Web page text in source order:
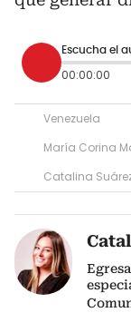
Escucha el
00:00:00
Venezuela
María Corina
Catalina